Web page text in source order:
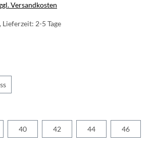
Versandkosten
2-5 Tage
40 42 44 46